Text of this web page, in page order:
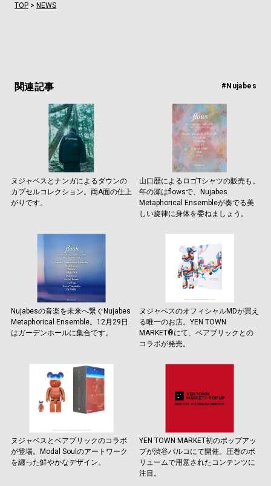
TOP> NEWS
関連記事 #Nujabes
ヌジャベスとナンガによるダウンの
カプセルコレクション。両A面の仕上
がりです。
山口歴によるロゴTシャツの販売も。
年の瀬はflowsで、Nujabes
Metaphorical Ensembleが奏でる美
しい旋律に身体を委ねましょう。
Nujabesの音楽を未来へ繋ぐNujabes
Metaphorical Ensemble。12月29日
はガーデンホールに集合です。
ヌジャベスのオフィシャルMDが買え
る唯一のお店。YEN TOWN
MARKET®️にて、ベアブリックとの
コラボが発売。
ヌジャベスとベアブリックのコラボ
が登場。Modal Soulのアートワーク
を纏った鮮やかなデザイン。
YEN TOWN MARKET初のポップアッ
プが渋谷パルコにて開催。圧巻のボ
リュームで用意されたコンテンツに
注目。